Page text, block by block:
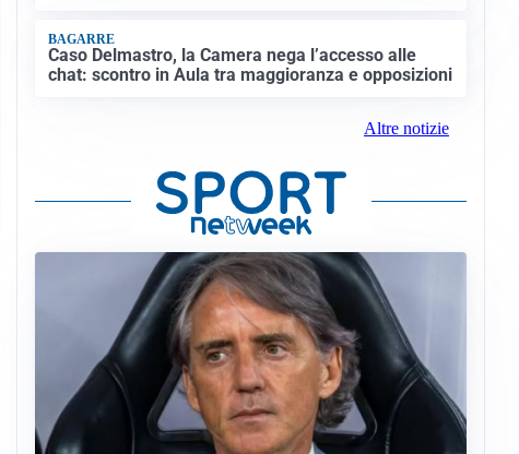
BAGARRE
Caso Delmastro, la Camera nega l’accesso alle
chat: scontro in Aula tra maggioranza e opposizioni
Altre notizie